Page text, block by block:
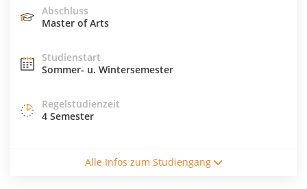
Abschluss
Master of Arts
Studienstart
Sommer- u. Wintersemester
Regelstudienzeit
4 Semester
VollzeitstudiumAlle Infos zum Studiengang